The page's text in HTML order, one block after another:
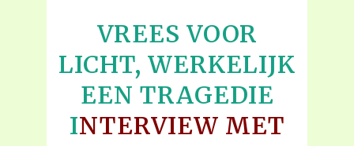
VREES VOOR
LICHT, WERKELIJK
EEN TRAGEDIE
INTERVIEW MET